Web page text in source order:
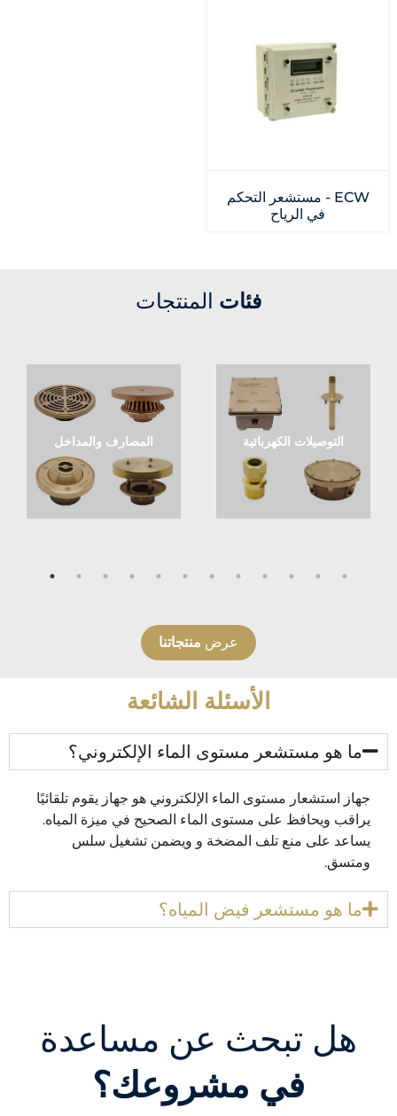
ECW - مستشعر التحكم
في الرياح
فئات المنتجات
التوصيلات الكهربائية المصارف والمداخل
عرض منتجاتنا
الأسئلة الشائعة
ما هو مستشعر مستوى الماء الإلكتروني؟
جهاز استشعار مستوى الماء الإلكتروني هو جهاز يقوم تلقائيًا
يراقب ويحافظ على مستوى الماء الصحيح في ميزة المياه.
يساعد على منع تلف المضخة و ويضمن تشغيل سلس
ومتسق.
ما هو مستشعر فيض المياه؟
هل تبحث عن مساعدة
في مشروعك؟